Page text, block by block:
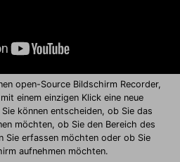
open-Source Bildschirm Recorder,
einem einzigen Klick eine neue
können entscheiden, ob Sie das
möchten, ob Sie den Bereich des
Sie erfassen möchten oder ob Sie
aufnehmen möchten.